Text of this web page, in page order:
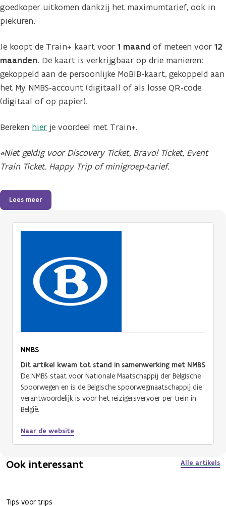
goedkoper uitkomen dankzij het maximumtarief, ook in
piekuren.
Je koopt de Train+ kaart voor 1 maand of meteen voor 12
maanden. De kaart is verkrijgbaar op drie manieren:
gekoppeld aan de persoonlijke MoBIB-kaart, gekoppeld aan
het My NMBS-account (digitaal) of als losse QR-code
(digitaal of op papier).
Bereken hier je voordeel met Train+.
*Niet geldig voor Discovery Ticket, Bravo! Ticket, Event
Train Ticket. Happy Trip of minigroep-tarief.
Lees meer
NMBS
Dit artikel kwam tot stand in samenwerking met NMBS
De NMBS staat voor Nationale Maatschappij der Belgische
Spoorwegen en is de Belgische spoorwegmaatschappij die
verantwoordelijk is voor het reizigersvervoer per trein in
België.
Naar de website
Ook interessant Alle artikels
Tips voor trips